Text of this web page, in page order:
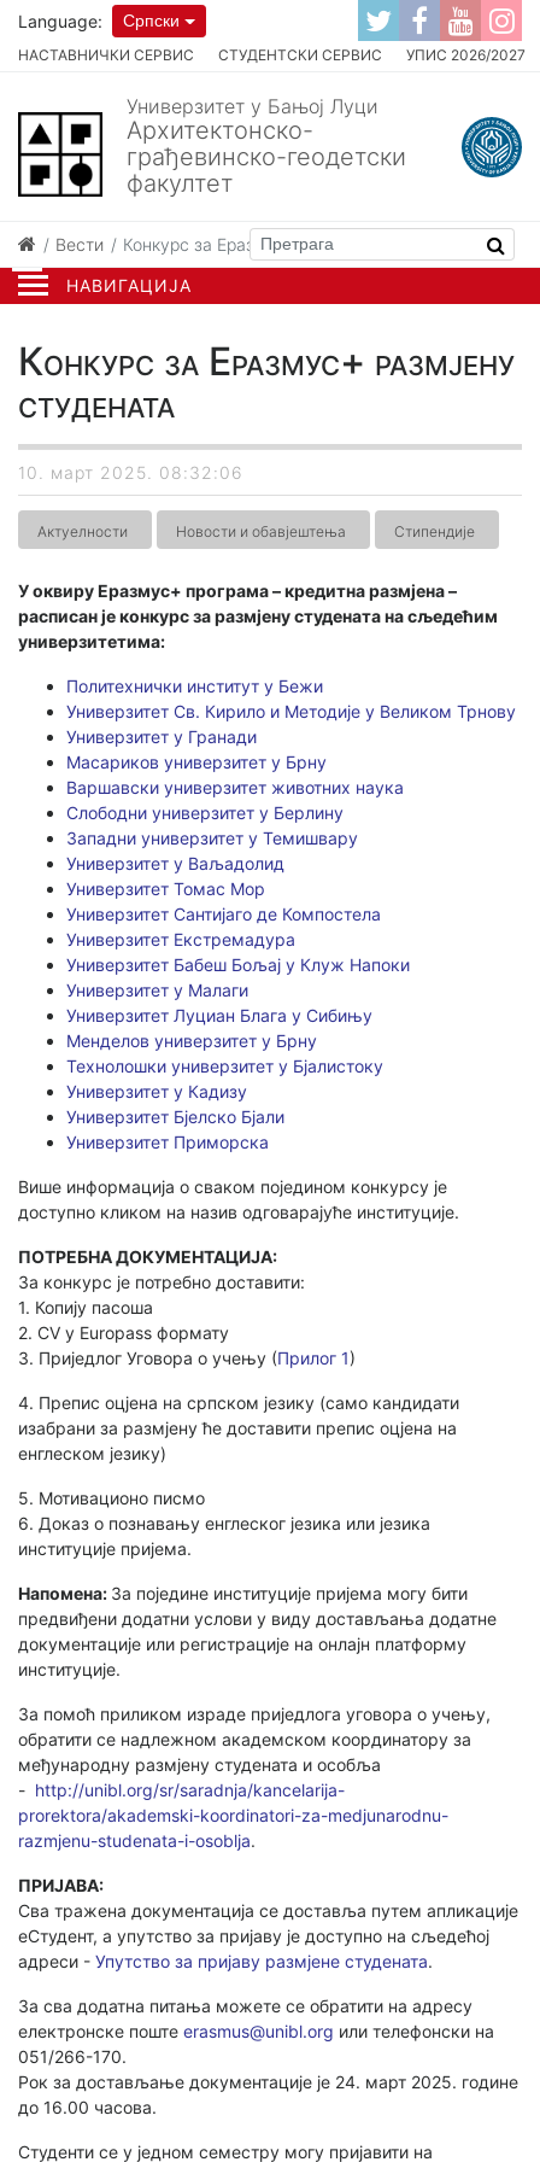
НАВИГАЦИЈА
НАСТАВНИЧКИ СЕРВИС СТУДЕНТСКИ СЕРВИС УПИС 2026/2027
Language: Српски
Универзитет у Бањој Луци
Архитектонско-
грађевинско-геодетски
факултет
Вести Конкурс за Еразмус+ размјену студената
Конкурс за Еразмус+ размјену
студената
10. март 2025. 08:32:06
Актуелности Новости и обавјештења Стипендије
У оквиру Еразмус+ програма – кредитна размјена –
расписан је конкурс за размјену студената на сљедећим
универзитетима:
Политехнички институт у Бежи
Универзитет Св. Кирило и Методије у Великом Трнову
Универзитет у Гранади
Масариков универзитет у Брну
Варшавски универзитет животних наука
Слободни универзитет у Берлину
Западни универзитет у Темишвару
Универзитет у Ваљадолид
Универзитет Томас Мор
Универзитет Сантијаго де Компостела
Универзитет Екстремадура
Универзитет Бабеш Бољај у Клуж Напоки
Универзитет у Малаги
Универзитет Луциан Блага у Сибињу
Менделов универзитет у Брну
Технолошки универзитет у Бјалистоку
Универзитет у Кадизу
Универзитет Бјелско Бјали
Универзитет Приморска
Више информација о сваком поједином конкурсу је
доступно кликом на назив одговарајуће институције.
ПОТРЕБНА ДОКУМЕНТАЦИЈА:
За конкурс је потребно доставити:
1. Копију пасоша
2. CV у Europass формату
3. Приједлог Уговора о учењу (Прилог 1)
4. Препис оцјена на српском језику (само кандидати
изабрани за размјену ће доставити препис оцјена на
енглеском језику)
5. Мотивационо писмо
6. Доказ о познавању енглеског језика или језика
институције пријема.
Напомена: За поједине институције пријема могу бити
предвиђени додатни услови у виду достављања додатне
документације или регистрације на онлајн платформу
институције.
За помоћ приликом израде приједлога уговора о учењу,
обратити се надлежном академском координатору за
међународну размјену студената и особља
- http://unibl.org/sr/saradnja/kancelarija-
prorektora/akademski-koordinatori-za-medjunarodnu-
razmjenu-studenata-i-osoblja.
ПРИЈАВА:
Сва тражена документација се доставља путем апликације
еСтудент, а упутство за пријаву је доступно на сљедећој
адреси - Упутство за пријаву размјене студената.
За сва додатна питања можете се обратити на адресу
електронске поште erasmus@unibl.org или телефонски на
051/266-170.
Рок за достављање документације је 24. март 2025. године
до 16.00 часова.
Студенти се у једном семестру могу пријавити на